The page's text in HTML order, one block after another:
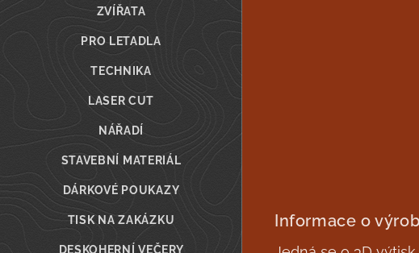
ZVÍŘATA
PRO LETADLA
TECHNIKA
LASER CUT
NÁŘADÍ
STAVEBNÍ MATERIÁL
DÁRKOVÉ POUKAZY
TISK NA ZAKÁZKU
DESKOHERNÍ VEČERY
Informace o